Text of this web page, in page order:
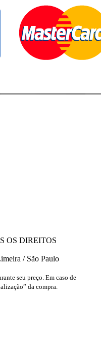
OS DIREITOS
/ São Paulo
seu preço. Em caso de
da compra.